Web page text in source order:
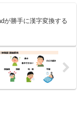
が勝手に漢字変換する